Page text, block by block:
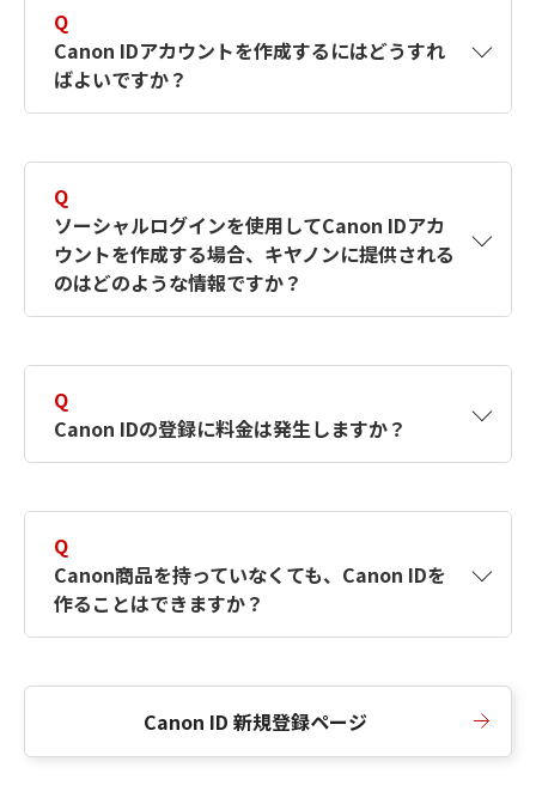
Q
Canon IDアカウントを作成するにはどうすれ
ばよいですか？
す。詳しい作成方法は【カメラ】Canon IDとは
何ですか？Canon IDの作成方法は？をご確認く
ださい。
Q
ソーシャルログインを使用してCanon IDアカ
ウントを作成する場合、キヤノンに提供される
のはどのような情報ですか？
択したサービスから取得します。アカウントを
簡単に作成できるように、この情報を使用して
Canon IDの登録フォームを入力します。
Q
Canon IDの登録に料金は発生しますか？
Q
Canon商品を持っていなくても、Canon IDを
作ることはできますか？
Canon ID 新規登録ページ